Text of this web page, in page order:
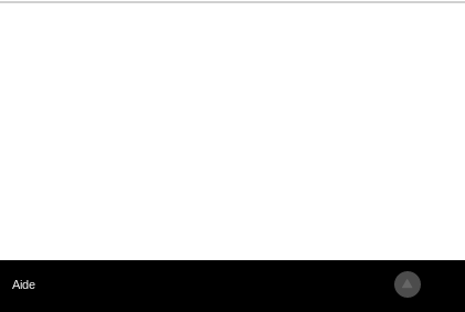
Aide